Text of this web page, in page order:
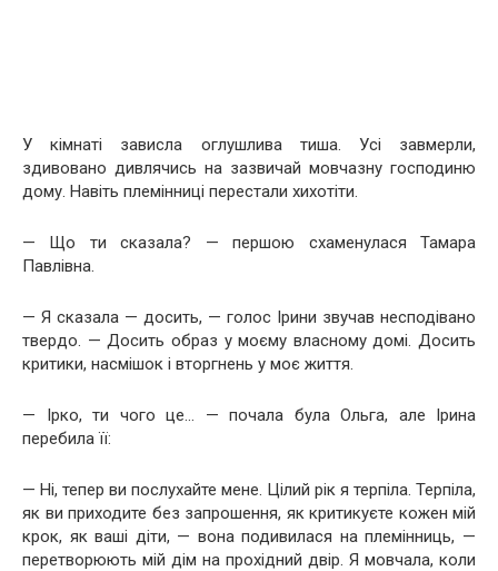
У кімнаті зависла оглушлива тиша. Усі завмерли,
здивовано дивлячись на зазвичай мовчазну господиню
дому. Навіть племінниці перестали хихотіти.
— Що ти сказала? — першою схаменулася Тамара
Павлівна.
— Я сказала — досить, — голос Ірини звучав несподівано
твердо. — Досить образ у моєму власному домі. Досить
критики, насмішок і вторгнень у моє життя.
— Ірко, ти чого це… — почала була Ольга, але Ірина
перебила її:
— Ні, тепер ви послухайте мене. Цілий рік я терпіла. Терпіла,
як ви приходите без запрошення, як критикуєте кожен мій
крок, як ваші діти, — вона подивилася на племінниць, —
перетворюють мій дім на прохідний двір. Я мовчала, коли